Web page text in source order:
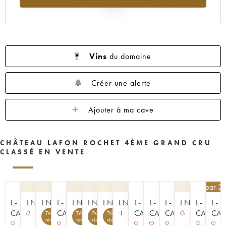
Vins du domaine
Créer une alerte
Ajouter à ma cave
CHÂTEAU LAFON ROCHET 4ÈME GRAND CRU
CLASSÉ EN VENTE
E-
CAVISTE
ENCHÈREENCHÈRE
TVA
récupérable
E-
CAVISTE
ENCHÈRE
TVA
récupérable
ENCHÈRE
TVA
récupérable
ENCHÈRE
TVA
récupérable
ENCHÈRE
1
E-
CAVISTE
E-
CAVISTE
E-
CAVISTE
ENCHÈRE
E-
CAVISTE
par 3
E-